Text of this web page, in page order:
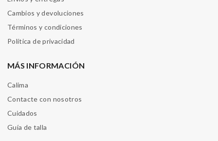
Cambios y devoluciones
Términos y condiciones
Política de privacidad
MÁS INFORMACIÓN
Calima
Contacte con nosotros
Cuidados
Guía de talla